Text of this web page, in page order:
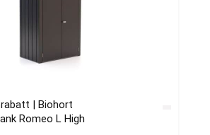
| Biohort
Romeo L High